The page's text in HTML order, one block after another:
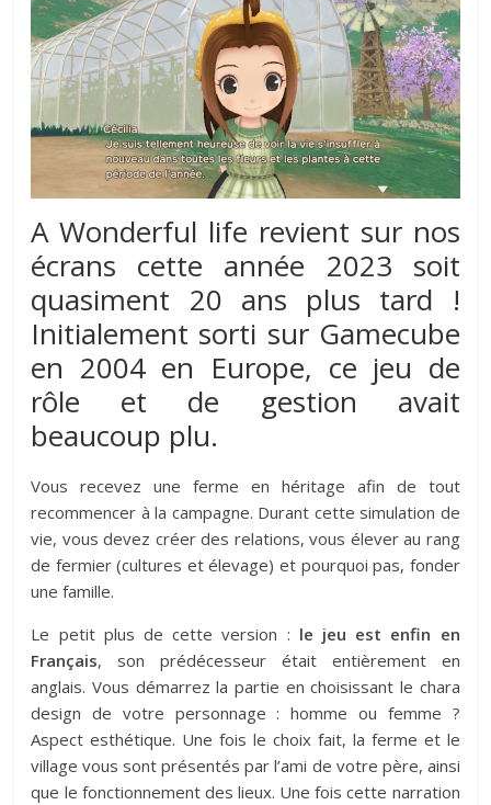
A Wonderful life revient sur nos
écrans cette année 2023 soit
quasiment 20 ans plus tard !
Initialement sorti sur Gamecube
en 2004 en Europe, ce jeu de
rôle et de gestion avait
beaucoup plu.
Vous recevez une ferme en héritage afin de tout
recommencer à la campagne. Durant cette simulation de
vie, vous devez créer des relations, vous élever au rang
de fermier (cultures et élevage) et pourquoi pas, fonder
une famille.
Le petit plus de cette version : le jeu est enfin en
Français, son prédécesseur était entièrement en
anglais. Vous démarrez la partie en choisissant le chara
design de votre personnage : homme ou femme ?
Aspect esthétique. Une fois le choix fait, la ferme et le
village vous sont présentés par l’ami de votre père, ainsi
que le fonctionnement des lieux. Une fois cette narration